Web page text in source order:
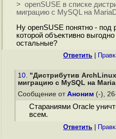
> openSUSE в списке
миграцию с MySQL на
Ну openSUSE понятно - под
которой объективно
остальные?
Ответить
10. "Дистрибутив
миграцию с MySQL на
Сообщение от Аноним (-),
Стараниями Oracle
всем.
Ответить